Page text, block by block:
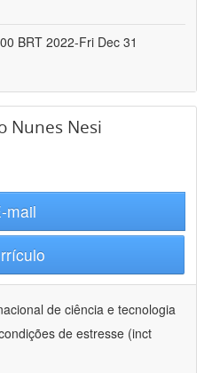
BRT 2022-Fri Dec 31
Nunes Nesi
mail
de ciência e tecnologia
de estresse (inct